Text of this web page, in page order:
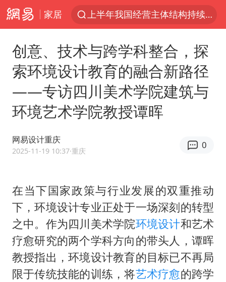
家居
俄称边境州遭乌大规模袭击已致13伤
杭州机场已取消航班388架次
浙江省委书记：该停下的坚决停下来
中国籍豪华游艇富商之子在泰国被杀
白海豚北上或致京津冀暴雨
《龙餐馆》 冲奖
世界第1特鲁姆普斯诺克中国赛一轮游
上门女婿出轨女邻居多年被判重婚罪
构建更高水平的全民健身公共服务体系
云南一男子胃中取出180颗铁钉
创意、技术与跨学科整合，探
索环境设计教育的融合新路径
——专访四川美术学院建筑与
环境艺术学院教授谭晖
网易设计重庆
2025-11-19 10:37·重庆
0
在当下国家政策与行业发展的双重推动
下，环境设计专业正处于一场深刻的转型
之中。作为四川美术学院环境设计和艺术
疗愈研究的两个学科方向的带头人，谭晖
教授指出，环境设计教育的目标已不再局
限于传统技能的训练，将艺术疗愈的跨学